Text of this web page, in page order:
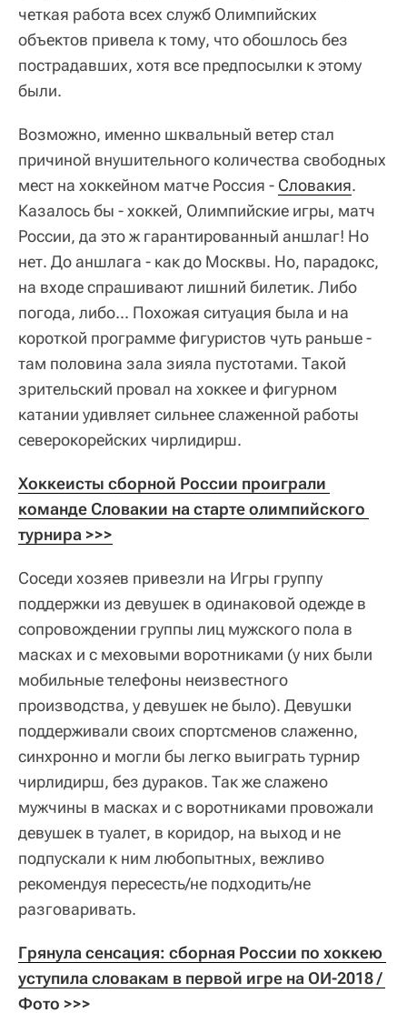
четкая работа всех служб Олимпийских
объектов привела к тому, что обошлось без
пострадавших, хотя все предпосылки к этому
были.
Возможно, именно шквальный ветер стал
причиной внушительного количества свободных
мест на хоккейном матче Россия - Словакия.
Казалось бы - хоккей, Олимпийские игры, матч
России, да это ж гарантированный аншлаг! Но
нет. До аншлага - как до Москвы. Но, парадокс,
на входе спрашивают лишний билетик. Либо
погода, либо... Похожая ситуация была и на
короткой программе фигуристов чуть раньше -
там половина зала зияла пустотами. Такой
зрительский провал на хоккее и фигурном
катании удивляет сильнее слаженной работы
северокорейских чирлидирш.
Хоккеисты сборной России проиграли
команде Словакии на старте олимпийского
турнира >>>
Соседи хозяев привезли на Игры группу
поддержки из девушек в одинаковой одежде в
сопровождении группы лиц мужского пола в
масках и с меховыми воротниками (у них были
мобильные телефоны неизвестного
производства, у девушек не было). Девушки
поддерживали своих спортсменов слаженно,
синхронно и могли бы легко выиграть турнир
чирлидирш, без дураков. Так же слажено
мужчины в масках и с воротниками провожали
девушек в туалет, в коридор, на выход и не
подпускали к ним любопытных, вежливо
рекомендуя пересесть/не подходить/не
разговаривать.
Грянула сенсация: сборная России по хоккею
уступила словакам в первой игре на ОИ-2018 /
Фото >>>